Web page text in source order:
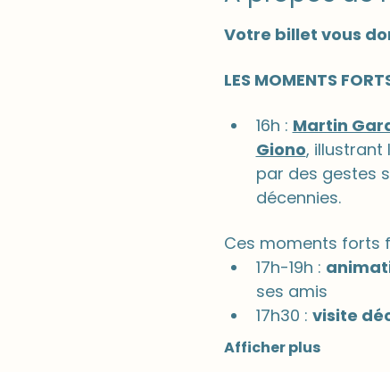
Votre billet vous
LES MOMENTS
16h : Martin
Giono, illustrant
par des gestes
décennies.
Ces moments forts
17h-19h :
ses amis
17h30 : visite
Afficher plus